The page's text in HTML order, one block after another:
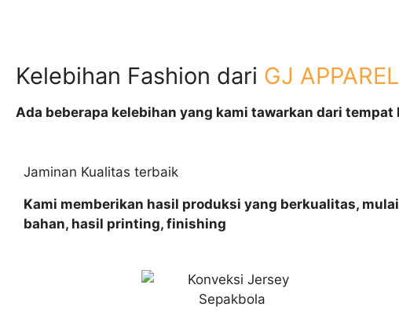
Kelebihan Fashion dari GJ APPAREL
Ada beberapa kelebihan yang kami tawarkan dari
Jaminan Kualitas terbaik
Kami memberikan hasil produksi yang berkualitas,
bahan, hasil printing, finishing